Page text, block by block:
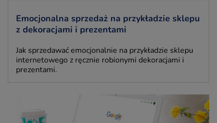
Emocjonalna sprzedaż na przykładzie sklepu
z dekoracjami i prezentami
Jak sprzedawać emocjonalnie na przykładzie sklepu
internetowego z ręcznie robionymi dekoracjami i
prezentami.